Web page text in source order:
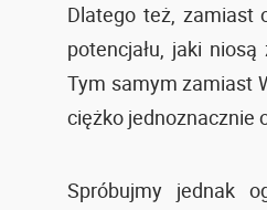
Dlatego też, zamiast
potencjału, jaki
Tym samym zamiast
ciężko jednoznacznie
Spróbujmy jednak